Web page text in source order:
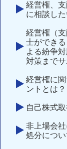
経営権、
に相談し
経営権（
士ができ
よる紛争
対策までサ
経営権に
ントとは？
自己株式
非上場会
処分につ